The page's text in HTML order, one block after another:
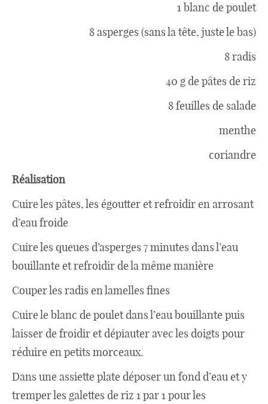
1 blanc de poulet
8 asperges (sans la tête, juste le bas)
8 radis
40 g de pâtes de riz
8 feuilles de salade
menthe
coriandre
Réalisation
Cuire les pâtes, les égoutter et refroidir en arrosant
d’eau froide
Cuire les queues d’asperges 7 minutes dans l’eau
bouillante et refroidir de la même manière
Couper les radis en lamelles fines
Cuire le blanc de poulet dans l’eau bouillante puis
laisser de froidir et dépiauter avec les doigts pour
réduire en petits morceaux.
Dans une assiette plate déposer un fond d’eau et y
tremper les galettes de riz 1 par 1 pour les